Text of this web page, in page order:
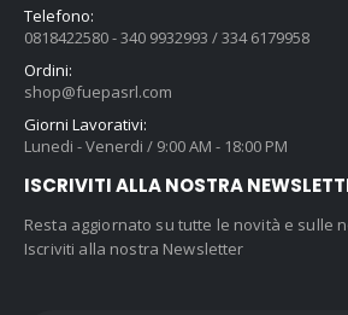
Telefono:
0818422580 - 340 9932993 / 334 6179958
Ordini:
shop@fuepasrl.com
Giorni Lavorativi:
Lunedi - Venerdi / 9:00 AM - 18:00 PM
ISCRIVITI ALLA NOSTRA
Resta aggiornato su tutte le novità e sulle
Iscriviti alla nostra Newsletter